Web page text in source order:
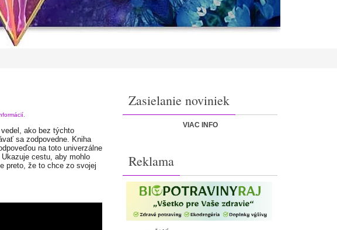
ako bez týchto
sa zodpovedne. Kniha
na toto univerzálne
cestu, aby mohlo
preto, že to chce zo svojej
Zasielanie noviniek
VIAC INFO
Reklama